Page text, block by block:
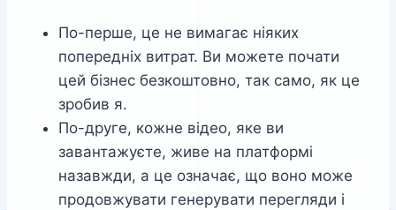
По-перше, це не вимагає ніяких
попередніх витрат. Ви можете почати
цей бізнес безкоштовно, так само, як це
зробив я.
По-друге, кожне відео, яке ви
завантажуєте, живе на платформі
назавжди, а це означає, що воно може
продовжувати генерувати перегляди і